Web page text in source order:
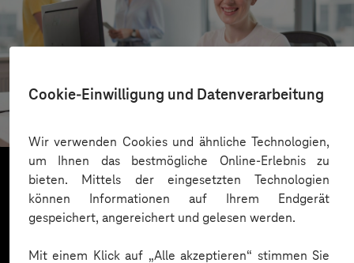
Cookie-Einwilligung und Datenverarbeitung
Wir verwenden Cookies und ähnliche Technologien,
um Ihnen das bestmögliche Online-Erlebnis zu
bieten. Mittels der eingesetzten Technologien
können Informationen auf Ihrem Endgerät
gespeichert, angereichert und gelesen werden.
Mit einem Klick auf „Alle akzeptieren“ stimmen Sie
Kreis Bergstraße
Mehr laden